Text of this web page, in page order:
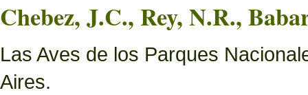
Chebez, J.C., Rey, N.R.,
Las Aves de los Parques
Aires.